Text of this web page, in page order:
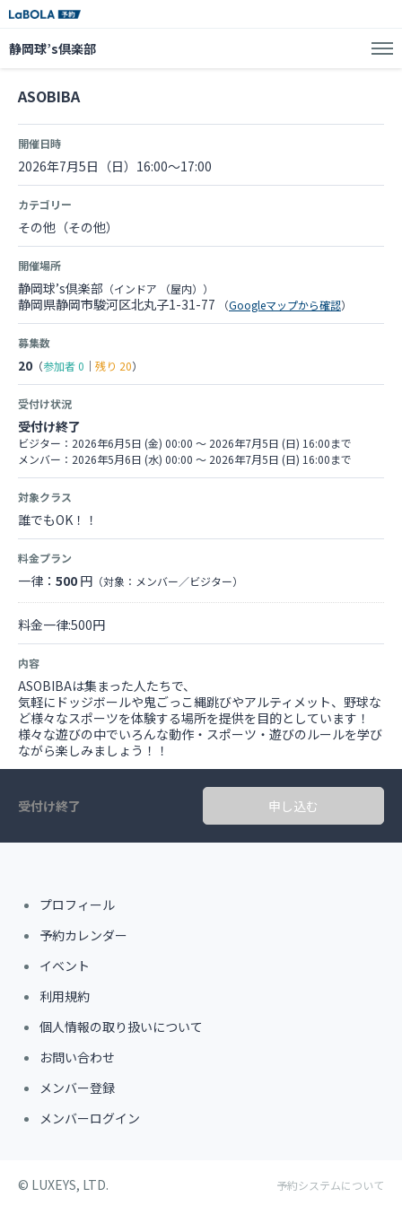
静岡球’s倶楽部
ASOBIBA
開催日時
2026年7月5日（日）16:00～17:00
カテゴリー
その他（その他）
開催場所
静岡球’s倶楽部 （インドア （屋内））
静岡県静岡市駿河区北丸子1-31-77 （Googleマップから確認）
募集数
20 （参加者0 ｜ 残り 20）
受付け状況
受付け終了
ビジター：2026年6月5日 (金) 00:00 〜 2026年7月5日 (日) 16:00まで
メンバー：2026年5月6日 (水) 00:00 〜 2026年7月5日 (日) 16:00まで
対象クラス
誰でもOK！！
料金プラン
一律： 500 円 （対象：メンバー／ビジター）
料金一律:500円
内容
ASOBIBAは集まった人たちで、
気軽にドッジボールや鬼ごっこ縄跳びやアルティメット、野球な
ど様々なスポーツを体験する場所を提供を目的としています！
様々な遊びの中でいろんな動作・スポーツ・遊びのルールを学び
ながら楽しみましょう！！
受付け終了 申し込む
プロフィール
予約カレンダー
イベント
利用規約
個人情報の取り扱いについて
お問い合わせ
メンバー登録
メンバーログイン
©︎ LUXEYS, LTD. 予約システムについて